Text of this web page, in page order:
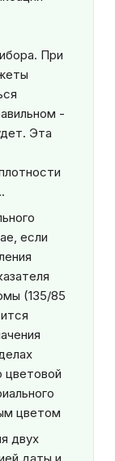
При
-
Эта
если
(135/85
цветовой
цветом
двух